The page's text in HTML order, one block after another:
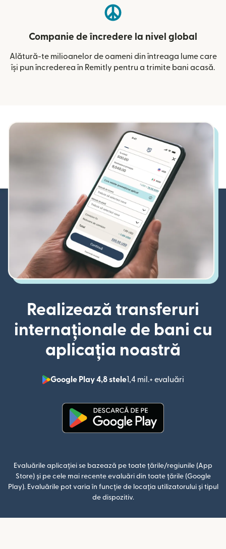
Companie de încredere la nivel global
Alătură-te milioanelor de oameni din întreaga lume care
își pun încrederea în Remitly pentru a trimite bani acasă.
Realizează transferuri
internaționale de bani cu
aplicația noastră
Google Play 4,8 stele1,4 mil.+ evaluări
(se
Evaluările aplicației se bazează pe toate țările/regiunile (App
Store) și pe cele mai recente evaluări din toate țările (Google
Play). Evaluările pot varia în funcție de locația utilizatorului și tipul
de dispozitiv.